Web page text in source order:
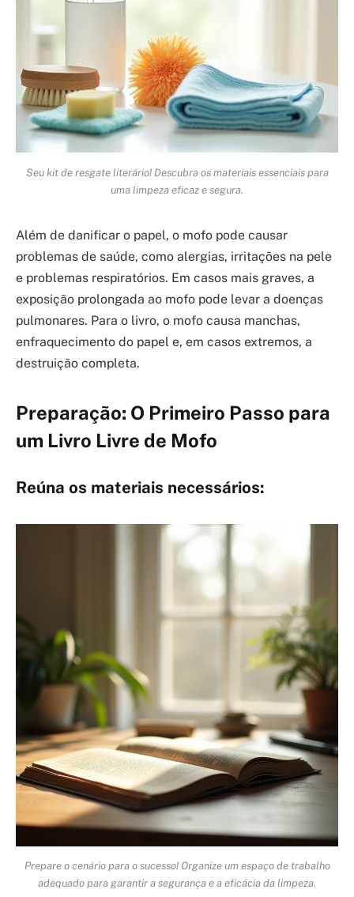
Seu kit de resgate literário! Descubra os materiais essenciais para
uma limpeza eficaz e segura.
Além de danificar o papel, o mofo pode causar
problemas de saúde, como alergias, irritações na pele
e problemas respiratórios. Em casos mais graves, a
exposição prolongada ao mofo pode levar a doenças
pulmonares. Para o livro, o mofo causa manchas,
enfraquecimento do papel e, em casos extremos, a
destruição completa.
Preparação: O Primeiro Passo para
um Livro Livre de Mofo
Reúna os materiais necessários:
Prepare o cenário para o sucesso! Organize um espaço de trabalho
adequado para garantir a segurança e a eficácia da limpeza.